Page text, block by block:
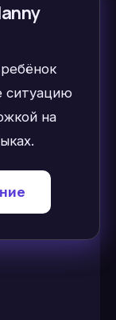
ситуацию
на